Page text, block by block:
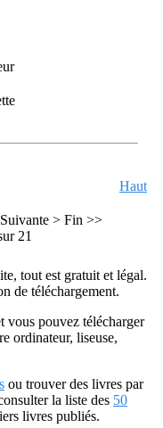
Haut
Suivante > Fin >>
21
tout est gratuit et légal.
de téléchargement.
vous pouvez télécharger
ordinateur, liseuse,
ou trouver des livres par
la liste des 50
livres publiés.